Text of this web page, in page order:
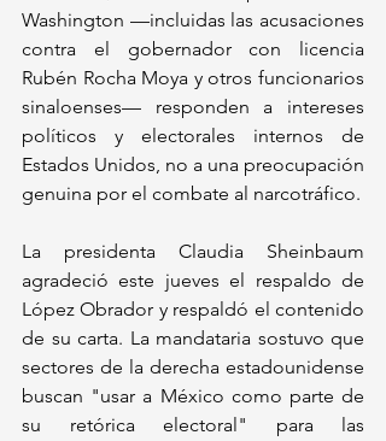
Washington —incluidas las acusaciones
contra el gobernador con licencia
Rubén Rocha Moya y otros funcionarios
sinaloenses— responden a intereses
políticos y electorales internos de
Estados Unidos, no a una preocupación
genuina por el combate al narcotráfico.
La presidenta Claudia Sheinbaum
agradeció este jueves el respaldo de
López Obrador y respaldó el contenido
de su carta. La mandataria sostuvo que
sectores de la derecha estadounidense
buscan "usar a México como parte de
su retórica electoral" para las